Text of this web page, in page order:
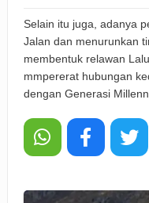
Selain itu juga, adanya
Jalan dan menurunkan
membentuk relawan
mmpererat hubungan
dengan Generasi